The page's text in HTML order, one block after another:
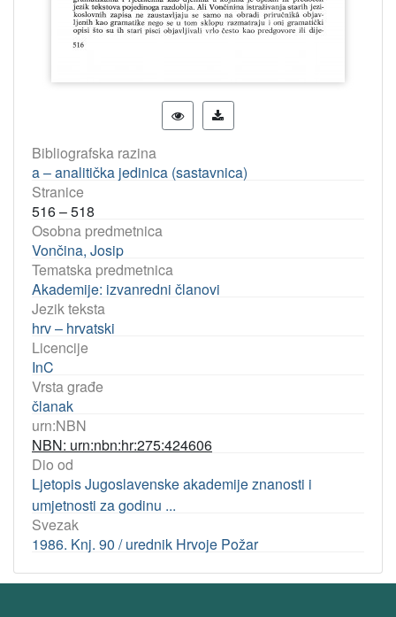
Bibliografska razina
a – analitička jedinica (sastavnica)
Stranice
516 – 518
Osobna predmetnica
Vončina, Josip
Tematska predmetnica
Akademije: izvanredni članovi
Jezik teksta
hrv – hrvatski
Licencije
InC
Vrsta građe
članak
urn:NBN
NBN: urn:nbn:hr:275:424606
Dio od
Ljetopis Jugoslavenske akademije znanosti i
umjetnosti za godinu ...
Svezak
1986. Knj. 90 / urednik Hrvoje Požar